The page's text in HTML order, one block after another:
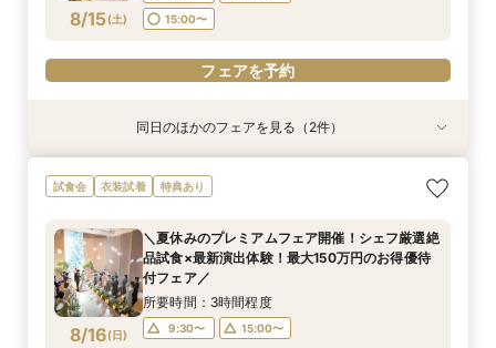
フェアを予約
8/15(土)
15:00〜
フェアを予約
8/15(土)
＼サクッと60分で結婚式のことがわかる／時短
ウエディングフェア
9:30〜 15:00〜
フェアを予約
衣装試着 特典あり
8/15(土)
※大人気フェア2組限定※＼デザートビュッフェ体
験付き／おもてなし相談会
13:00〜
フェアを予約
同日のほかのフェアを見る（2件）
試食会 衣装試着 特典あり
8/16(日)
＼夏休みのプレミアムフェア開催！シェフ厳選絶
品試食×最新演出体験！最大150万円のお得優待
付フェア／
所要時間：3時間程度
9:30〜 15:00〜